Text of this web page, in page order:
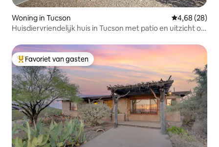
Woning in Tucson Gemiddelde
4,68 (28)
Huisdiervriendelijk huis in Tucson met patio en uitzicht op
Topfavoriet van gasten
Favoriet van gasten